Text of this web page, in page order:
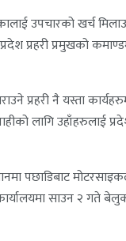
उपचारको खर्च
प्रहरी प्रमुखको
प्रहरी नै यस्ता
लागि उहाँहरुलाई
पछाडिबाट
साउन २ गते